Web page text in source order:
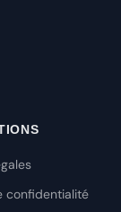
confidentialité